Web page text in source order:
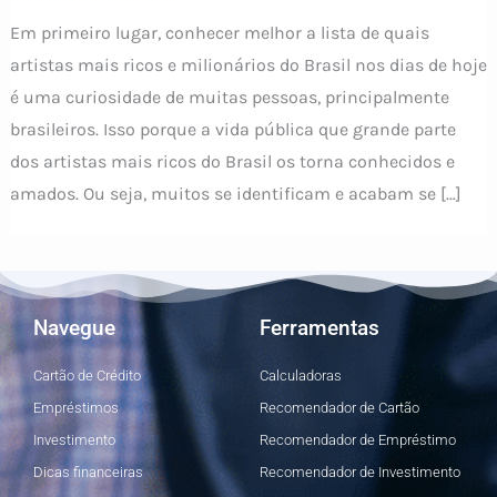
Em primeiro lugar, conhecer melhor a lista de quais
artistas mais ricos e milionários do Brasil nos dias de hoje
é uma curiosidade de muitas pessoas, principalmente
brasileiros. Isso porque a vida pública que grande parte
dos artistas mais ricos do Brasil os torna conhecidos e
amados. Ou seja, muitos se identificam e acabam se […]
Navegue
Cartão de Crédito
Empréstimos
Investimento
Dicas financeiras
Ferramentas
Calculadoras
Recomendador de Cartão
Recomendador de Empréstimo
Recomendador de Investimento